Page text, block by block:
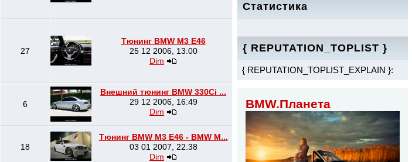
Статистика
{ REPUTATION_TOPLIST }
{ REPUTATION_TOPLIST_EXPLAIN }:
BMW.Планета
27
Тюнинг BMW M3 E46
25 12 2006, 13:00
Dim
6
Внешний тюнинг BMW 330Ci ...
29 12 2006, 16:49
Dim
18
Тюнинг BMW M3 E46 - BMW M...
03 01 2007, 22:38
Dim